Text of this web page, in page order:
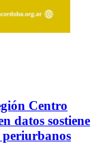
Centro
datos sostiene